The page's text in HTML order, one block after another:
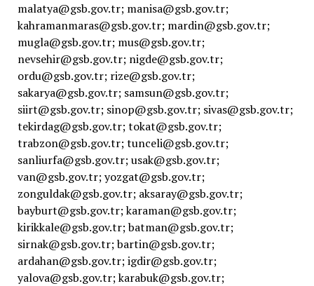
malatya@gsb.gov.tr; manisa@gsb.gov.tr;
kahramanmaras@gsb.gov.tr; mardin@gsb.gov.tr;
mugla@gsb.gov.tr; mus@gsb.gov.tr;
nevsehir@gsb.gov.tr; nigde@gsb.gov.tr;
ordu@gsb.gov.tr; rize@gsb.gov.tr;
sakarya@gsb.gov.tr; samsun@gsb.gov.tr;
siirt@gsb.gov.tr; sinop@gsb.gov.tr; sivas@gsb.gov.tr;
tekirdag@gsb.gov.tr; tokat@gsb.gov.tr;
trabzon@gsb.gov.tr; tunceli@gsb.gov.tr;
sanliurfa@gsb.gov.tr; usak@gsb.gov.tr;
van@gsb.gov.tr; yozgat@gsb.gov.tr;
zonguldak@gsb.gov.tr; aksaray@gsb.gov.tr;
bayburt@gsb.gov.tr; karaman@gsb.gov.tr;
kirikkale@gsb.gov.tr; batman@gsb.gov.tr;
sirnak@gsb.gov.tr; bartin@gsb.gov.tr;
ardahan@gsb.gov.tr; igdir@gsb.gov.tr;
yalova@gsb.gov.tr; karabuk@gsb.gov.tr;